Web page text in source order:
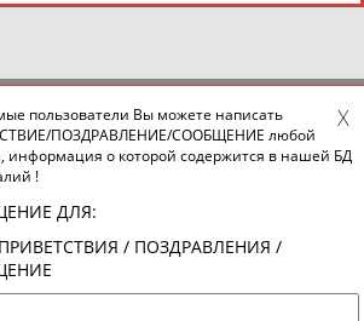
КОНТАКТЫ
пользователи Вы можете написать
ПОЗДРАВЛЕНИЕ/СООБЩЕНИЕ любой
информация о которой содержится в нашей БД
!
ДЛЯ:
/ ПОЗДРАВЛЕНИЯ /